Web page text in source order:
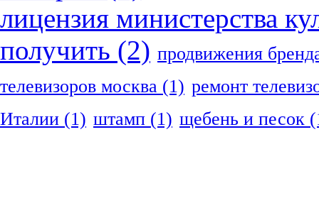
лицензия министерства
получить (2) продвижения
телевизоров москва (1) ремонт
Италии (1) штамп (1) щебень и песок